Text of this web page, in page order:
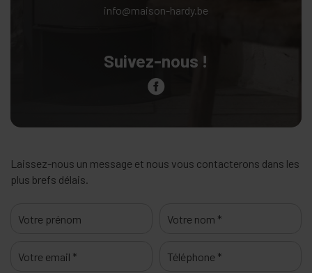
info@maison-hardy.be
Suivez-nous !
Laissez-nous un message et nous vous contacterons dans les
plus brefs délais.